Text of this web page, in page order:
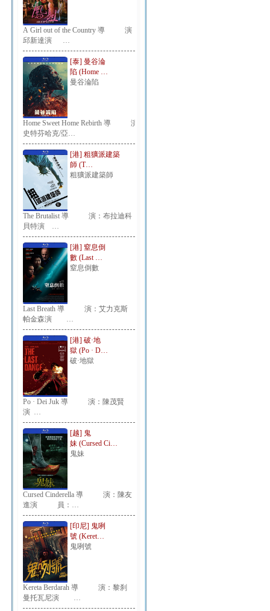
A Girl out of the Country 導 演：
邱新達演 …
[泰] 曼谷淪
陷 (Home …
曼谷淪陷
Home Sweet Home Rebirth 導 演：
史特芬哈克/亞…
[港] 粗獷派建築
師 (T…
粗獷派建築師
The Brutalist 導 演：布拉迪科
貝特演 …
[港] 窒息倒
數 (Last …
窒息倒數
Last Breath 導 演：艾力克斯
帕金森演 …
[港] 破·地
獄 (Po · D…
破·地獄
Po · Dei Juk 導 演：陳茂賢
演 …
[越] 鬼
妹 (Cursed Ci…
鬼妹
Cursed Cinderella 導 演：陳友
進演 員：…
[印尼] 鬼咧
號 (Keret…
鬼咧號
Kereta Berdarah 導 演：黎刹
曼托瓦尼演 …